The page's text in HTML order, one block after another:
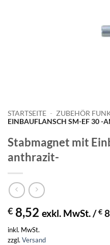
STARTSEITE - ZUBEHÖR
EINBAUFLANSCH SM-EF 30 -
Stabmagnet mit
anthrazit-
€ 8,52 exkl. MwSt. /€
inkl. MwSt.
zzgl. Versand